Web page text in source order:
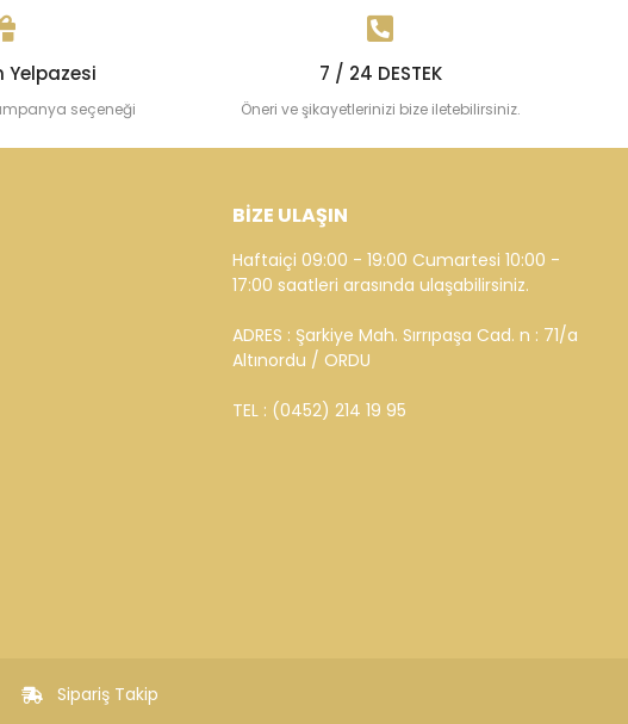
Yelpazesi
seçeneği
7 / 24 DESTEK
Öneri ve şikayetlerinizi bize iletebilirsiniz.
BİZE ULAŞIN
Haftaiçi 09:00 - 19:00 Cumartesi 10:00 -
17:00 saatleri arasında ulaşabilirsiniz.
ADRES : Şarkiye Mah. Sırrıpaşa Cad. n : 71/a
Altınordu / ORDU
TEL : (0452) 214 19 95
Sipariş Takip